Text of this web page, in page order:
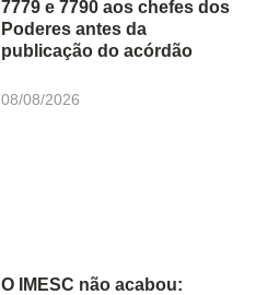
7779 e 7790 aos chefes dos
Poderes antes da
publicação do acórdão
08/08/2026
O IMESC não acabou: